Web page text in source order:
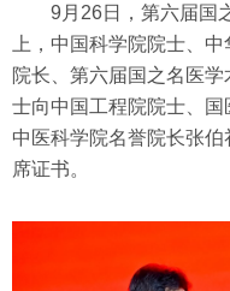
9月26日，第六届国
上，中国科学院院士、
院长、第六届国之名医
士向中国工程院院士、
中医科学院名誉院长张
席证书。